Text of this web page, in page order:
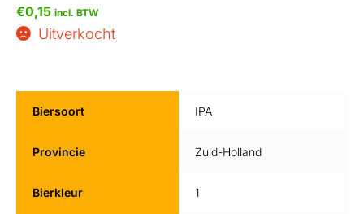
€0,15 incl. BTW
Uitverkocht
Biersoort IPA
Provincie Zuid-Holland
Bierkleur 1